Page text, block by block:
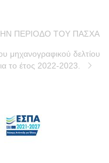
ΠΕΡΙΟΔΟ ΤΟΥ ΠΑΣΧΑ
μηχανογραφικού δελτίου
το έτος 2022-2023.